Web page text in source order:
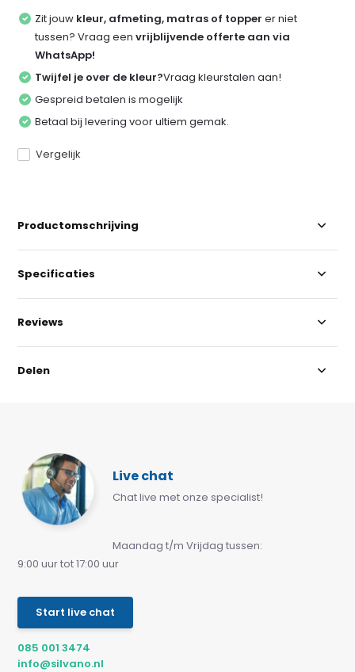
Zit jouw kleur, afmeting, matras of topper er niet
tussen? Vraag eenvrijblijvende offerte aan via
WhatsApp!
Twijfel je over de kleur?Vraag kleurstalen aan!
Gespreid betalen is mogelijk
Betaal bij levering voor ultiem gemak.
Vergelijk
Productomschrijving
Specificaties
Reviews
Delen
Live chat
Chat live met onze specialist!
Maandag t/m Vrijdag tussen:
9:00 uur tot 17:00 uur
Start live chat
085 001 3474
info@silvano.nl